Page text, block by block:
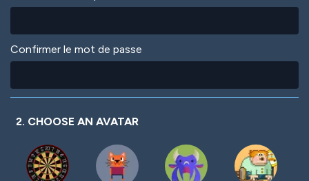
Confirmer le mot de passe
2. CHOOSE AN AVATAR